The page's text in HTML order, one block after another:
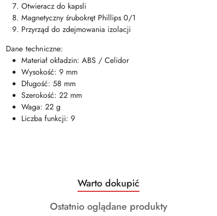
Otwieracz do kapsli
Magnetyczny śrubokręt Phillips 0/1
Przyrząd do zdejmowania izolacji
Dane techniczne:
Materiał okładzin: ABS / Celidor
Wysokość: 9 mm
Długość: 58 mm
Szerokość: 22 mm
Waga: 22 g
Liczba funkcji: 9
Pomiń karuzelę produktów
Produkty
o
statusie:
Warto dokupić
Produkty
Ostatnio oglądane produkty